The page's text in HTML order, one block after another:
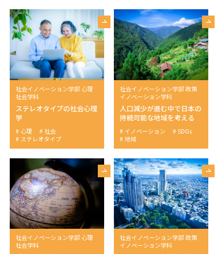
社会イノベーション学部 心理
社会学科
ステレオタイプの社会心理
学
心理
社会
ステレオタイプ
社会イノベーション学部 政策
イノベーション学科
人口減少が進む中で日本の
持続可能な地域を考える
イノベーション
SDGs
地域
社会イノベーション学部 心理
社会学科
社会イノベーション学部 政策
イノベーション学科